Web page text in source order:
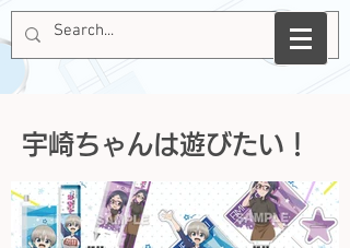
宇崎ちゃんは遊びたい！